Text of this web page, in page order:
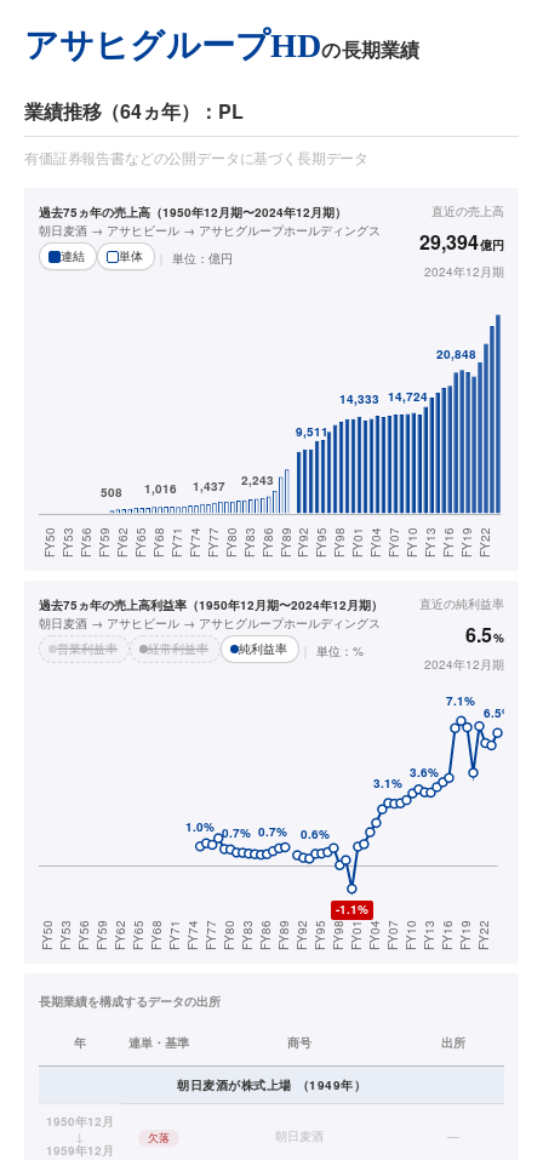
アサヒグループHDの長期業績
業績推移（64ヵ年）：PL
有価証券報告書などの公開データに基づく長期データ
過去75ヵ年の売上高（1950年12月期〜2024年12月期）
朝日麦酒 → アサヒビール → アサヒグループホールディングス
連結
単体 単位： 億円
直近の売上高
29,394億円
2024年12月期
過去75ヵ年の売上高利益率（1950年12月期〜2024年12月期）
朝日麦酒 → アサヒビール → アサヒグループホールディングス
営業利益率
経常利益率 純利益率 単位：%
直近の純利益率
6.5%
2024年12月期
長期業績を構成するデータの出所
年 連単・基準 商号 出所
朝日麦酒が株式上場 （1949年）
1950年12月
↓
1959年12月
欠落 朝日麦酒 —